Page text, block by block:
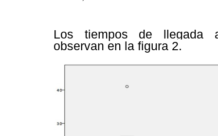
Los tiempos de llegada
observan en la figura 2.